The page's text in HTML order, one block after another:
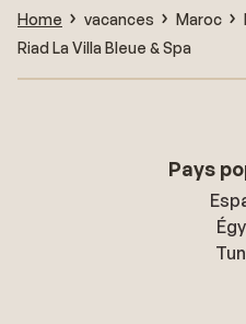
Home vacances Maroc
Riad La Villa Bleue & Spa
Pays